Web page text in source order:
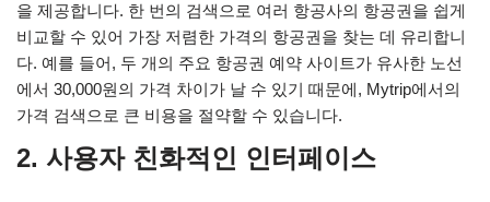
을 제공합니다. 한 번의 검색으로 여러 항공사의 항공권을 쉽게
비교할 수 있어 가장 저렴한 가격의 항공권을 찾는 데 유리합니
다. 예를 들어, 두 개의 주요 항공권 예약 사이트가 유사한 노선
에서 30,000원의 가격 차이가 날 수 있기 때문에, Mytrip에서의
가격 검색으로 큰 비용을 절약할 수 있습니다.
2. 사용자 친화적인 인터페이스